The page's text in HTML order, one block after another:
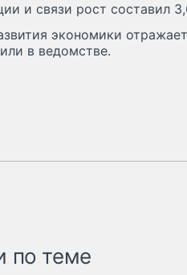
и связи рост составил
экономики
в ведомстве.
по теме